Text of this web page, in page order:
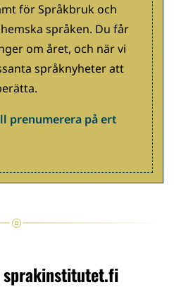
för Språkbruk och
språken. Du får
om året, och när vi
språknyheter att
prenumerera på ert
sprakinstitutet.fi